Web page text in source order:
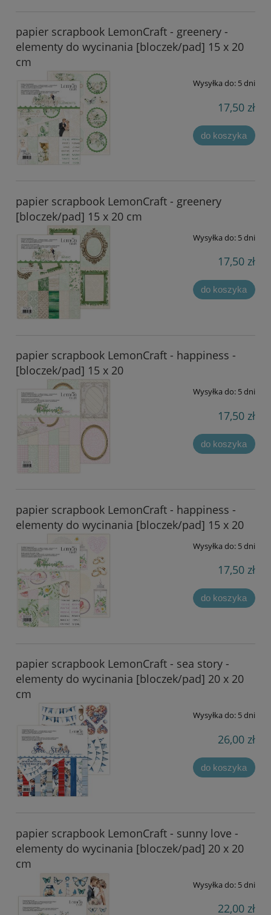
papier scrapbook LemonCraft - greenery -
elementy do wycinania [bloczek/pad] 15 x 20
cm
Wysyłka do: 5 dni
17,50 zł
do koszyka
papier scrapbook LemonCraft - greenery
[bloczek/pad] 15 x 20 cm
Wysyłka do: 5 dni
17,50 zł
do koszyka
papier scrapbook LemonCraft - happiness -
[bloczek/pad] 15 x 20
Wysyłka do: 5 dni
17,50 zł
do koszyka
papier scrapbook LemonCraft - happiness -
elementy do wycinania [bloczek/pad] 15 x 20
Wysyłka do: 5 dni
17,50 zł
do koszyka
papier scrapbook LemonCraft - sea story -
elementy do wycinania [bloczek/pad] 20 x 20
cm
Wysyłka do: 5 dni
26,00 zł
do koszyka
papier scrapbook LemonCraft - sunny love -
elementy do wycinania [bloczek/pad] 20 x 20
cm
Wysyłka do: 5 dni
22,00 zł